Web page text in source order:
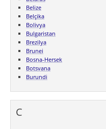
Belize
Belçika
Bolivya
Bulgaristan
Brezilya
Brunei
Bosna-Hersek
Botsvana
Burundi
C